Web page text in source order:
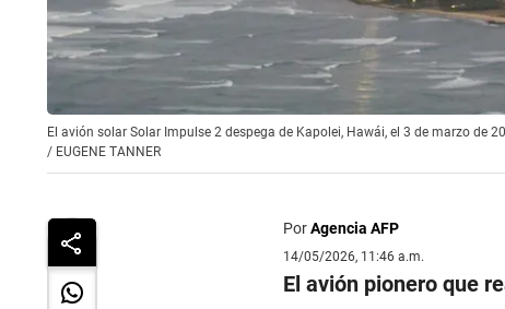
El avión solar Solar Impulse 2 despega de Kapolei, Hawái, el 3 de marzo de
/ EUGENE TANNER
PorAgencia AFP
14/05/2026, 11:46 a.m.
El avión pionero que